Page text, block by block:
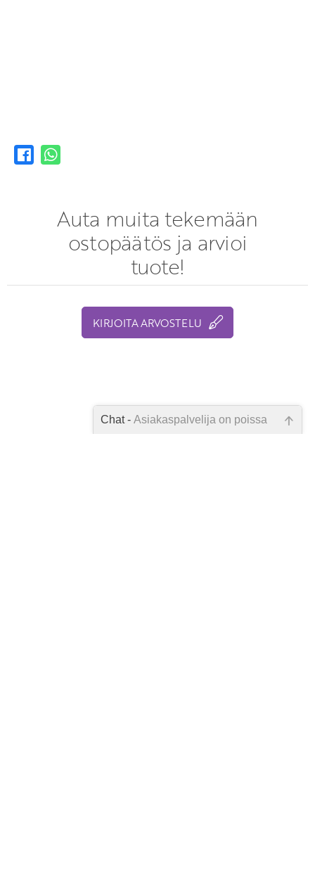
Auta muita tekemään
ostopäätös ja arvioi
tuote!
KIRJOITA ARVOSTELU
Chat -Asiakaspalvelija on poissa